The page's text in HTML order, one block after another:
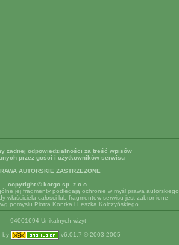
żadnej odpowiedzialności za treść wpisów
przez gości i użytkowników serwisu
AUTORSKIE ZASTRZEŻONE
copyright © korgo sp. z o.o.
jej fragmenty podlegają ochronie w myśl prawa autorskiego
właściciela całości lub fragmentów serwisu jest zabronione
pomysłu Piotra Kontka i Leszka Kolczyńskiego
94001694 Unikalnych wizyt
by v6.01.7 © 2003-2005